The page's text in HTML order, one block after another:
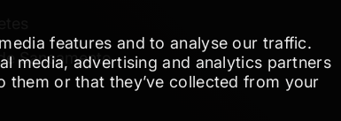
Saneamento
features and to analyse our traffic.
media, advertising and analytics partners
or that they’ve collected from your